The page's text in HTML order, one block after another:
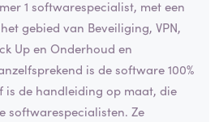
1 softwarespecialist, met een
gebied van Beveiliging, VPN,
Up en Onderhoud en
is de software 100%
is de handleiding op maat, die
softwarespecialisten. Ze